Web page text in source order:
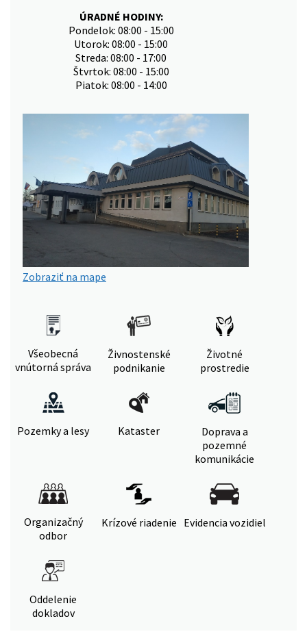
ÚRADNÉ HODINY:
Pondelok: 08:00 - 15:00
Utorok: 08:00 - 15:00
Streda: 08:00 - 17:00
Štvrtok: 08:00 - 15:00
Piatok: 08:00 - 14:00
Zobraziť na mape
Všeobecná
vnútorná správa
Živnostenské
podnikanie
Životné
prostredie
Pozemky a lesy Kataster
Doprava a
pozemné
komunikácie
Organizačný
odbor
Krízové riadenie Evidencia vozidiel
Oddelenie
dokladov